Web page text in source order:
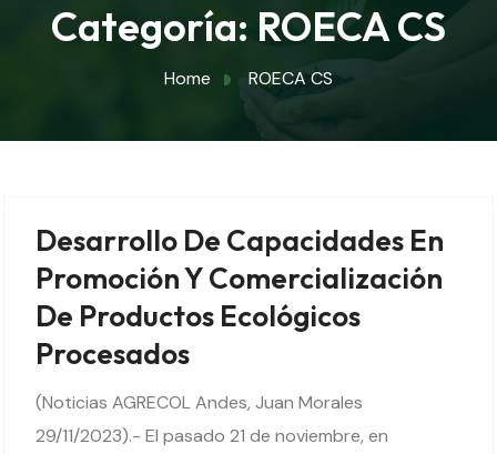
Categoría: ROECA CS
Home ROECA CS
Desarrollo De Capacidades En
Promoción Y Comercialización
De Productos Ecológicos
Procesados
(Noticias AGRECOL Andes, Juan Morales
29/11/2023).- El pasado 21 de noviembre, en